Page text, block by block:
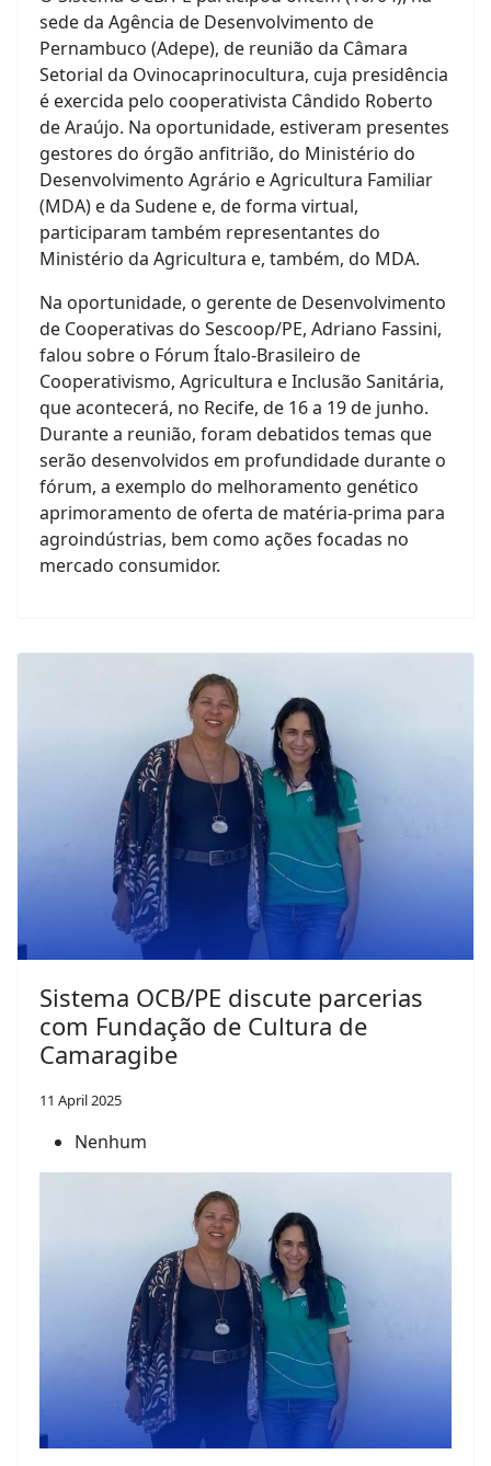
sede da Agência de Desenvolvimento de
Pernambuco (Adepe), de reunião da Câmara
Setorial da Ovinocaprinocultura, cuja presidência
é exercida pelo cooperativista Cândido Roberto
de Araújo. Na oportunidade, estiveram presentes
gestores do órgão anfitrião, do Ministério do
Desenvolvimento Agrário e Agricultura Familiar
(MDA) e da Sudene e, de forma virtual,
participaram também representantes do
Ministério da Agricultura e, também, do MDA.
Na oportunidade, o gerente de Desenvolvimento
de Cooperativas do Sescoop/PE, Adriano Fassini,
falou sobre o Fórum Ítalo-Brasileiro de
Cooperativismo, Agricultura e Inclusão Sanitária,
que acontecerá, no Recife, de 16 a 19 de junho.
Durante a reunião, foram debatidos temas que
serão desenvolvidos em profundidade durante o
fórum, a exemplo do melhoramento genético
aprimoramento de oferta de matéria-prima para
agroindústrias, bem como ações focadas no
mercado consumidor.
Sistema OCB/PE discute parcerias
com Fundação de Cultura de
Camaragibe
11 April 2025
Nenhum